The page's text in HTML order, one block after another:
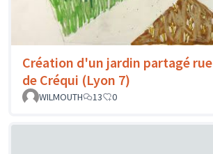
Création d'un jardin partagé rue
de Créqui (Lyon 7)
WILMOUTH
13 0